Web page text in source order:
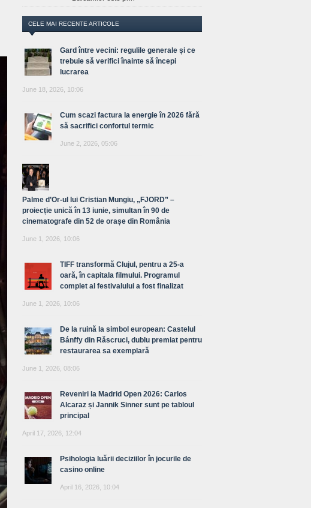
CELE MAI RECENTE ARTICOLE
Gard între vecini: regulile generale și ce
trebuie să verifici înainte să începi
lucrarea
June 18, 2026, 10:06
Cum scazi factura la energie în 2026 fără
să sacrifici confortul termic
June 2, 2026, 05:06
Palme d’Or-ul lui Cristian Mungiu, „FJORD” –
proiecție unică în 13 iunie, simultan în 90 de
cinematografe din 52 de orașe din România
June 1, 2026, 10:06
TIFF transformă Clujul, pentru a 25-a
oară, în capitala filmului. Programul
complet al festivalului a fost finalizat
June 1, 2026, 10:06
De la ruină la simbol european: Castelul
Bánffy din Răscruci, dublu premiat pentru
restaurarea sa exemplară
June 1, 2026, 08:06
Reveniri la Madrid Open 2026: Carlos
Alcaraz și Jannik Sinner sunt pe tabloul
principal
April 17, 2026, 12:04
Psihologia luării deciziilor în jocurile de
casino online
April 16, 2026, 10:04